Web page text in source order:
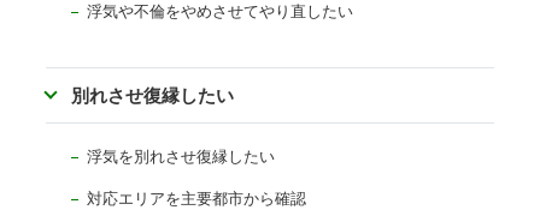
浮気や不倫をやめさせてやり直したい
別れさせ復縁したい
浮気を別れさせ復縁したい
対応エリアを主要都市から確認